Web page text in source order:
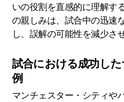
いの役割を直感的に理解す
の親しみは、試合中の迅速
し、誤解の可能性を減少さ
試合における成功し
例
マンチェスター・シティや